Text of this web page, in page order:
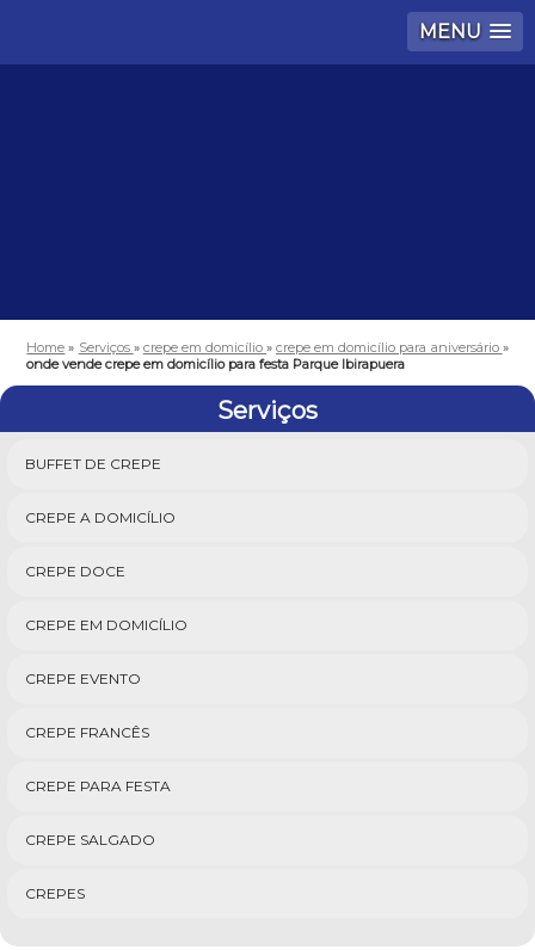
MENU
Home » Serviços » crepe em domicílio»crepe em domicílio para aniversário »
onde vende crepe em domicílio para festa Parque Ibirapuera
Serviços
BUFFET DE CREPE
CREPE A DOMICÍLIO
CREPE DOCE
CREPE EM DOMICÍLIO
CREPE EVENTO
CREPE FRANCÊS
CREPE PARA FESTA
CREPE SALGADO
CREPES